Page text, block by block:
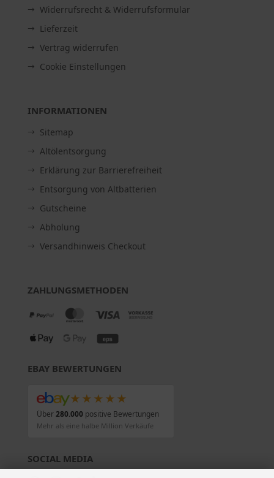
Widerrufsrecht & Widerrufsformular
Lieferzeit
Vertrag widerrufen
Cookie Einstellungen
INFORMATIONEN
Sitemap
Altölentsorgung
Erklärung zur Barrierefreiheit
Entsorgung von Altbatterien
Gutscheine
Abholung
Versandhinweis Checkout
ZAHLUNGSMETHODEN
EBAY BEWERTUNGEN
★★★★★
Über280.000positive Bewertungen
Mehr als eine halbe Million Verkäufe
SOCIAL MEDIA